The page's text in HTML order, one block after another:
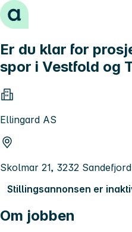
Hopp til innhold
Er du klar for
spor i Vestfold og
Ellingard AS
Skolmar 21, 3232 Sandefjord
Stillingsannonsen er
Om jobben